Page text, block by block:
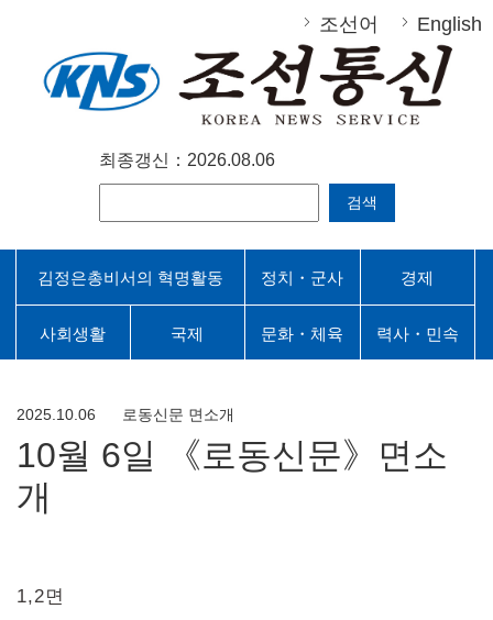
조선어 English
최종갱신：2026.08.06
검색
김정은총비서의 혁명활동 정치・군사 경제
사회생활 국제 문화・체육 력사・민속
2025.10.06 로동신문 면소개
10월 6일 《로동신문》면소
개
1,2면